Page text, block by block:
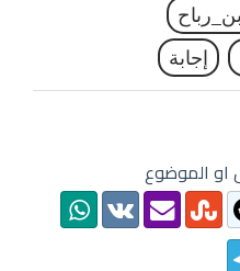
إجابة
او الموضوع